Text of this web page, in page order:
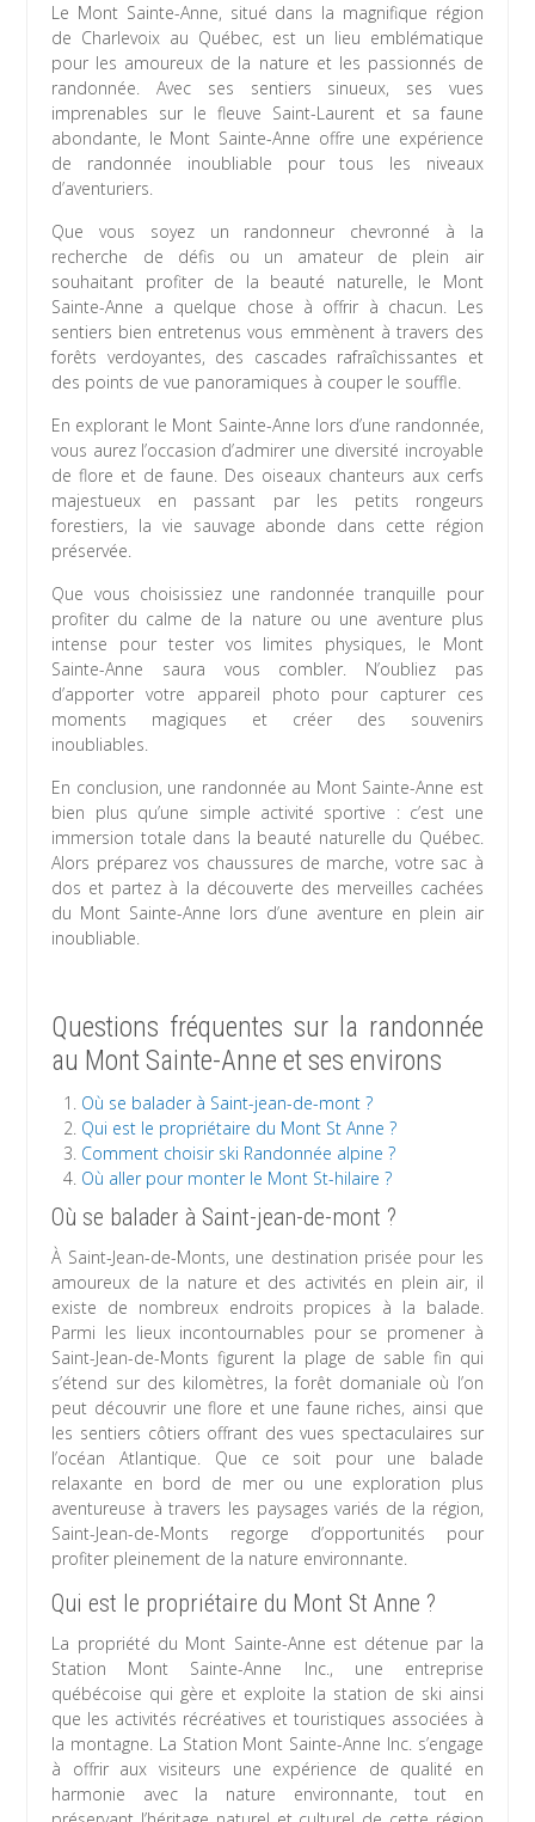
Le Mont Sainte-Anne, situé dans la magnifique région
de Charlevoix au Québec, est un lieu emblématique
pour les amoureux de la nature et les passionnés de
randonnée. Avec ses sentiers sinueux, ses vues
imprenables sur le fleuve Saint-Laurent et sa faune
abondante, le Mont Sainte-Anne offre une expérience
de randonnée inoubliable pour tous les niveaux
d’aventuriers.
Que vous soyez un randonneur chevronné à la
recherche de défis ou un amateur de plein air
souhaitant profiter de la beauté naturelle, le Mont
Sainte-Anne a quelque chose à offrir à chacun. Les
sentiers bien entretenus vous emmènent à travers des
forêts verdoyantes, des cascades rafraîchissantes et
des points de vue panoramiques à couper le souffle.
En explorant le Mont Sainte-Anne lors d’une randonnée,
vous aurez l’occasion d’admirer une diversité incroyable
de flore et de faune. Des oiseaux chanteurs aux cerfs
majestueux en passant par les petits rongeurs
forestiers, la vie sauvage abonde dans cette région
préservée.
Que vous choisissiez une randonnée tranquille pour
profiter du calme de la nature ou une aventure plus
intense pour tester vos limites physiques, le Mont
Sainte-Anne saura vous combler. N’oubliez pas
d’apporter votre appareil photo pour capturer ces
moments magiques et créer des souvenirs
inoubliables.
En conclusion, une randonnée au Mont Sainte-Anne est
bien plus qu’une simple activité sportive : c’est une
immersion totale dans la beauté naturelle du Québec.
Alors préparez vos chaussures de marche, votre sac à
dos et partez à la découverte des merveilles cachées
du Mont Sainte-Anne lors d’une aventure en plein air
inoubliable.
Questions fréquentes sur la randonnée
au Mont Sainte-Anne et ses environs
Où se balader à Saint-jean-de-mont ?
Qui est le propriétaire du Mont St Anne ?
Comment choisir ski Randonnée alpine ?
Où aller pour monter le Mont St-hilaire ?
Où se balader à Saint-jean-de-mont ?
À Saint-Jean-de-Monts, une destination prisée pour les
amoureux de la nature et des activités en plein air, il
existe de nombreux endroits propices à la balade.
Parmi les lieux incontournables pour se promener à
Saint-Jean-de-Monts figurent la plage de sable fin qui
s’étend sur des kilomètres, la forêt domaniale où l’on
peut découvrir une flore et une faune riches, ainsi que
les sentiers côtiers offrant des vues spectaculaires sur
l’océan Atlantique. Que ce soit pour une balade
relaxante en bord de mer ou une exploration plus
aventureuse à travers les paysages variés de la région,
Saint-Jean-de-Monts regorge d’opportunités pour
profiter pleinement de la nature environnante.
Qui est le propriétaire du Mont St Anne ?
La propriété du Mont Sainte-Anne est détenue par la
Station Mont Sainte-Anne Inc., une entreprise
québécoise qui gère et exploite la station de ski ainsi
que les activités récréatives et touristiques associées à
la montagne. La Station Mont Sainte-Anne Inc. s’engage
à offrir aux visiteurs une expérience de qualité en
harmonie avec la nature environnante, tout en